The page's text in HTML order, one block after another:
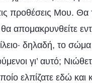
προθέσεις Μου.
απομακρυνθείτε
δηλαδή, το
γι’ αυτό;
ελπίζατε εδώ και